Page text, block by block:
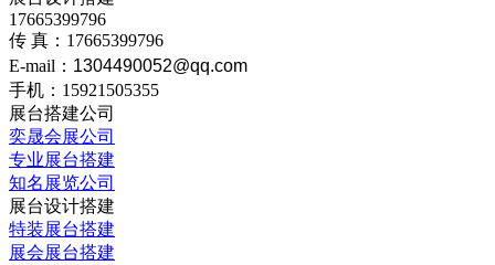
17665399796
传 真：17665399796
E-mail： 1304490052@qq.com
手机：15921505355
展台搭建公司
奕晟会展公司
专业展台搭建
知名展览公司
展台设计搭建
特装展台搭建
展会展台搭建